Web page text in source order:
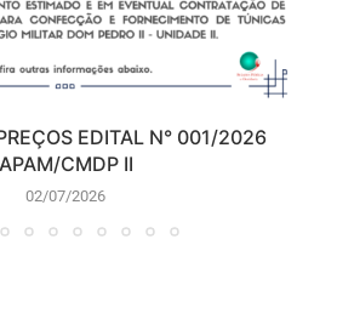
EDITAL N° 001/2026
APAM/CMDP II
02/07/2026